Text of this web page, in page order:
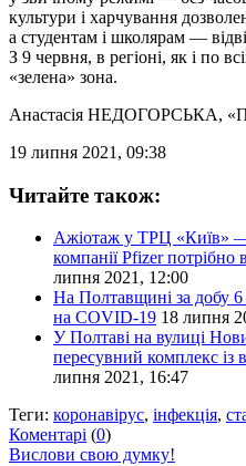
культури і харчування
а студентам і школярам —
З 9 червня, в регіоні, як і по
«зелена» зона.
Анастасія НЕДОГОРСЬКА,
19 липня 2021, 09:38
Читайте також:
Ажіотаж у ТРЦ «Київ»
компанії Pfizer потрібно
липня 2021, 12:00
На Полтавщині за добу
на COVID-19 18 липня
У Полтаві на вулиці
пересувний комплекс із
липня 2021, 16:47
Теги: коронавірус, інфекція,
Коментарі (0)
Вислови свою думку!